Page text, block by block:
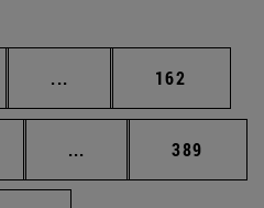
... Páginas intermedias
Página
162
... Páginas intermedias
Página
389